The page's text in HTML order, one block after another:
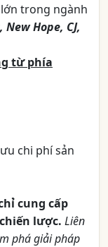
trong ngành
Hope, CJ,
từ phía
chi phí sản
cung cấp
lược. Liên
phá giải pháp